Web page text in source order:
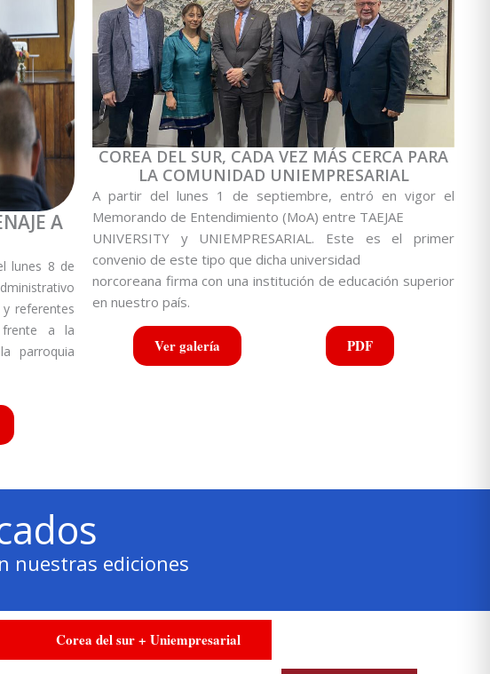
A
lunes 8 de
referentes
frente a la
parroquia
COREA DEL SUR, CADA VEZ MÁS CERCA PARA
LA COMUNIDAD UNIEMPRESARIAL
A partir del lunes 1 de septiembre, entró en vigor el
Memorando de Entendimiento (MoA) entre TAEJAE
UNIVERSITY y UNIEMPRESARIAL. Este es el primer
convenio de este tipo que dicha universidad
norcoreana firma con una institución de educación superior
en nuestro país.
Ver galería PDF
nuestras ediciones
Corea del sur + Uniempresarial